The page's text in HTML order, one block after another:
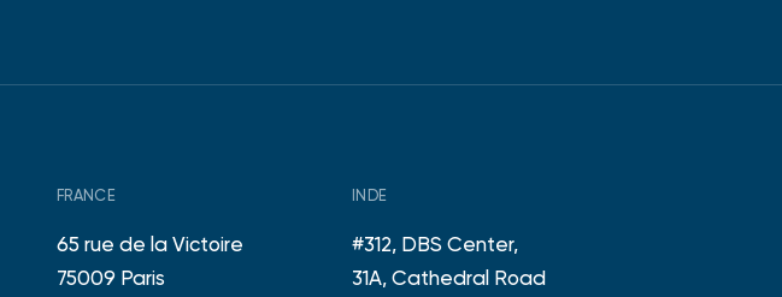
FRANCE
65 rue de la Victoire
75009 Paris
INDE
#312, DBS Center,
31A, Cathedral Road